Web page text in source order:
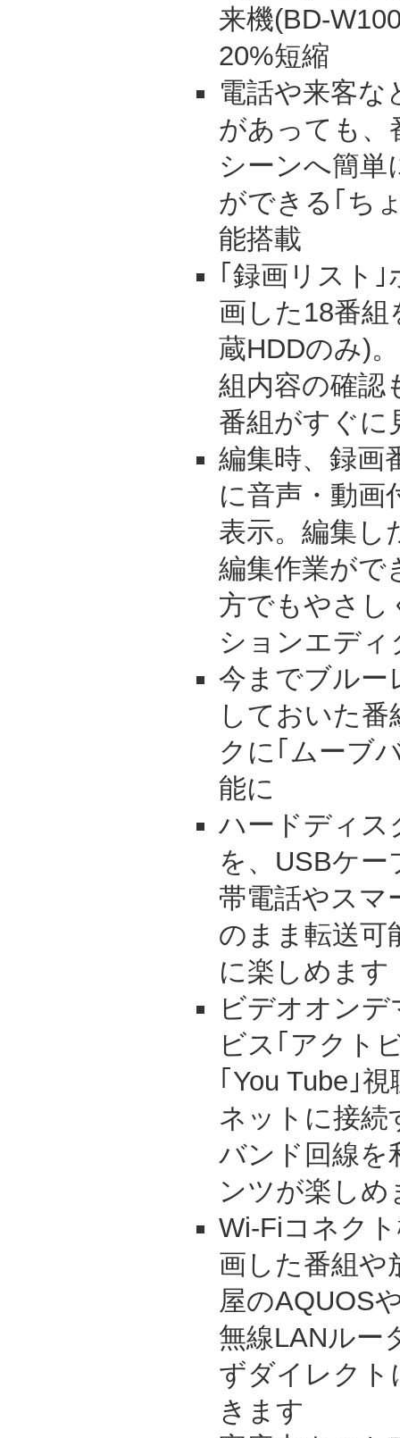
来機(BD-
20%短縮
電話や来客な
があっても、
シーンへ簡単
ができる｢ち
能搭載
｢録画リスト
画した18番組
蔵HDDのみ)
組内容の確認
番組がすぐに
編集時、録画
に音声・動画
表示。編集し
編集作業がで
方でもやさし
ションエディ
今までブルー
しておいた
クに｢ムーブ
能に
ハードディス
を、USBケー
帯電話やスマ
のまま転送可
に楽しめます
ビデオオン
ビス｢アクト
｢You Tube｣
ネットに接続
バンド回線を
ンツが楽しめ
Wi-Fiコネク
画した番組や
屋のAQUOS
無線LANルー
ずダイレクト
きます